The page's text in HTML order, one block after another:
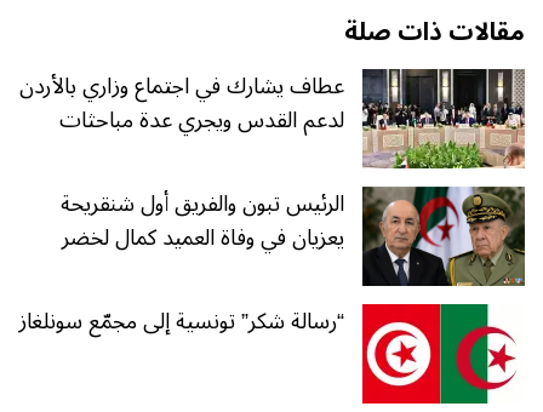
مقالات ذات صلة
عطاف يشارك في اجتماع وزاري بالأردن
لدعم القدس ويجري عدة مباحثات
الرئيس تبون والفريق أول شنقريحة
يعزيان في وفاة العميد كمال لخضر
“رسالة شكر” تونسية إلى مجمّع سونلغاز